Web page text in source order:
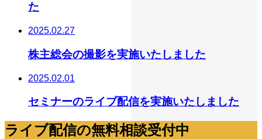
た
2025.02.27
株主総会の撮影を実施いたしました
2025.02.01
セミナーのライブ配信を実施いたしました
ライブ配信の無料相談受付中